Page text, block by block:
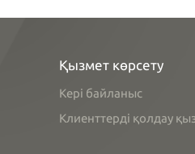
Қызмет көрсету
Кері байланыс
Клиенттерді қолдау